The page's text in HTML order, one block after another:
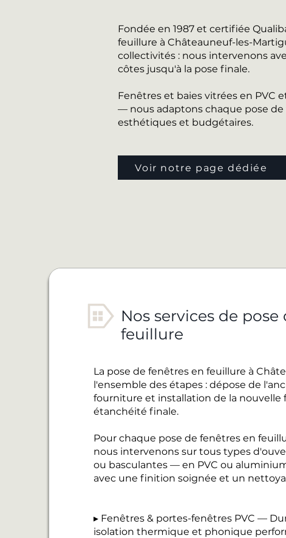
Fondée en 1987 et certifiée
feuillure à Châteauneuf-les-
collectivités : nous intervenons
côtes jusqu'à la pose finale.
Fenêtres et baies vitrées en PVC
— nous adaptons chaque pose
esthétiques et budgétaires.
Voir notre page dédiée
Nos services de
feuillure
La pose de fenêtres en feuillure à
l'ensemble des étapes : dépose de
fourniture et installation de la nouvelle
étanchéité finale.
Pour chaque pose de fenêtres en
nous intervenons sur tous types
ou basculantes — en PVC ou
avec une finition soignée et un
▸ Fenêtres & portes-fenêtres PVC —
isolation thermique et phonique